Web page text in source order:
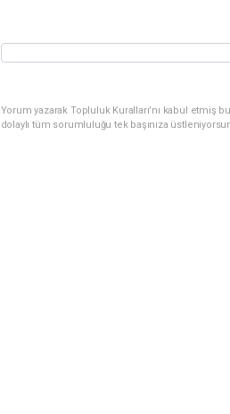
Yorum yazarak Topluluk Kuralları’nı kabul etmiş
dolaylı tüm sorumluluğu tek başınıza